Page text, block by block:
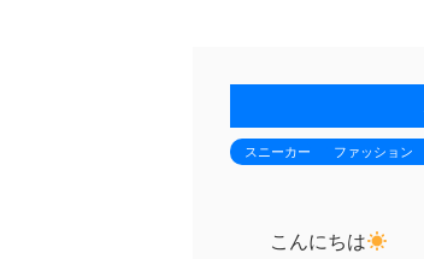
スニーカー ファッション
こんにちは